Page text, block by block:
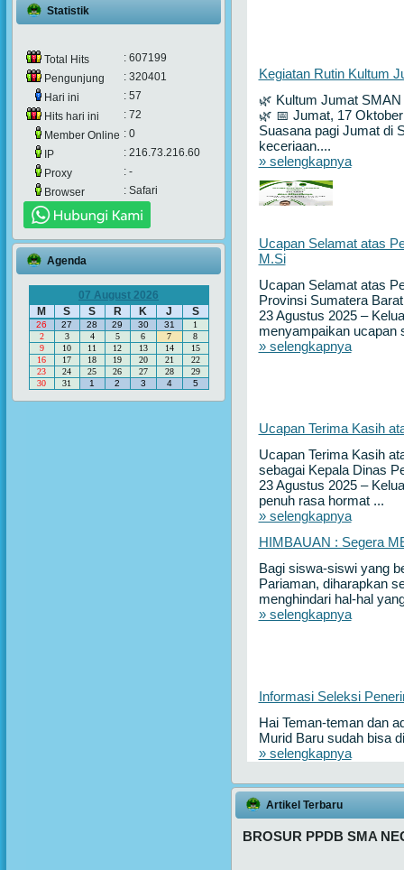
Statistik
Total Hits
: 607199
Pengunjung
: 320401
Hari ini
: 57
Hits hari ini
: 72
Member Online : 0
IP
: 216.73.216.60
Proxy
: -
Browser
: Safari
Agenda
07 August 2026
M
S S R K J S
26 27 28 29 30 31
1
2
3 4 5 6 7
8
9
10 11 12 13 14
15
16
17 18 19 20 21
22
23
24 25 26 27 28
29
30
31 1 2 3 4 5
Kegiatan Rutin Kultum
🌿 Kultum Jumat
🌿 📅 Jumat, 17
Suasana pagi Jumat di
keceriaan....
» selengkapnya
Ucapan Selamat atas
M.Si
Ucapan Selamat atas
Provinsi Sumatera
23 Agustus 2025 –
menyampaikan ucapan
» selengkapnya
Ucapan Terima Kasih
Ucapan Terima Kasih
sebagai Kepala Dinas
23 Agustus 2025 –
penuh rasa hormat ...
» selengkapnya
HIMBAUAN : Segera
Bagi siswa-siswi yang
Pariaman, diharapkan
menghindari hal-hal
» selengkapnya
Informasi Seleksi
Hai Teman-teman dan
Murid Baru sudah bisa
» selengkapnya
Artikel Terbaru
BROSUR PPDB SMA